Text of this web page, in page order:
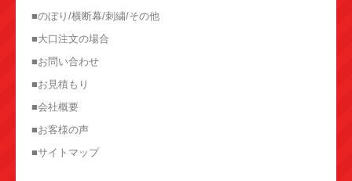
■のぼり/横断幕/刺繍/その他
■大口注文の場合
■お問い合わせ
■お見積もり
■会社概要
■お客様の声
■サイトマップ